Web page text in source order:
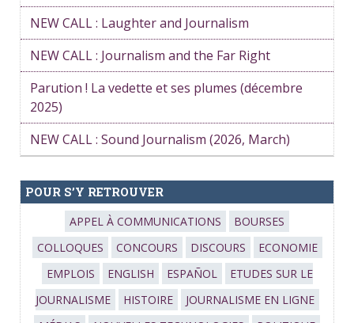
NEW CALL : Laughter and Journalism
NEW CALL : Journalism and the Far Right
Parution ! La vedette et ses plumes (décembre
2025)
NEW CALL : Sound Journalism (2026, March)
POUR S’Y RETROUVER
APPEL À COMMUNICATIONS
BOURSES
COLLOQUES
CONCOURS DISCOURS
ECONOMIE
EMPLOIS
ENGLISH ESPAÑOL
ETUDES SUR LE
JOURNALISME
HISTOIRE
JOURNALISME EN LIGNE